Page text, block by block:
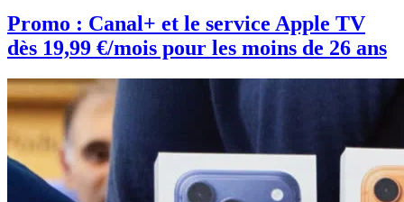
Promo : Canal+ et le service Apple TV
dès 19,99 €/mois pour les moins de 26 ans